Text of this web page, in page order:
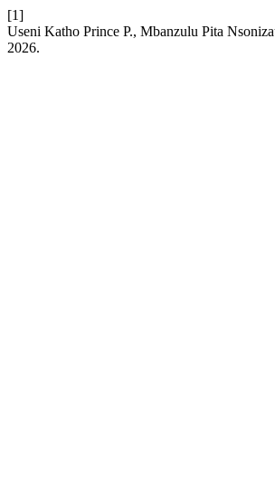
[1]
Useni Katho Prince P., Mbanzulu Pita
2026.